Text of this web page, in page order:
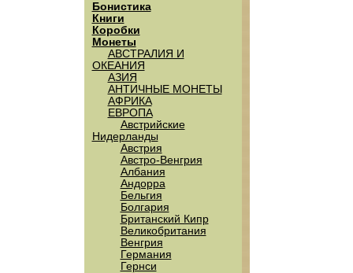
Бонистика
Книги
Коробки
Монеты
АВСТРАЛИЯ И
ОКЕАНИЯ
АЗИЯ
АНТИЧНЫЕ МОНЕТЫ
АФРИКА
ЕВРОПА
Австрийские
Нидерланды
Австрия
Австро-Венгрия
Албания
Андорра
Бельгия
Болгария
Британский Кипр
Великобритания
Венгрия
Германия
Гернси